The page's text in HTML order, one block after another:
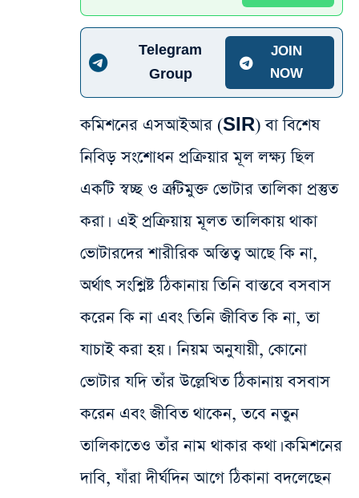
Telegram
Group
JOIN
NOW
কমিশনের এসআইআর (SIR) বা বিশেষ
নিবিড় সংশোধন প্রক্রিয়ার মূল লক্ষ্য ছিল
একটি স্বচ্ছ ও ত্রুটিমুক্ত ভোটার তালিকা প্রস্তুত
করা। এই প্রক্রিয়ায় মূলত তালিকায় থাকা
ভোটারদের শারীরিক অস্তিত্ব আছে কি না,
অর্থাৎ সংশ্লিষ্ট ঠিকানায় তিনি বাস্তবে বসবাস
করেন কি না এবং তিনি জীবিত কি না, তা
যাচাই করা হয়। নিয়ম অনুযায়ী, কোনো
ভোটার যদি তাঁর উল্লেখিত ঠিকানায় বসবাস
করেন এবং জীবিত থাকেন, তবে নতুন
তালিকাতেও তাঁর নাম থাকার কথা। কমিশনের
দাবি, যাঁরা দীর্ঘদিন আগে ঠিকানা বদলেছেন